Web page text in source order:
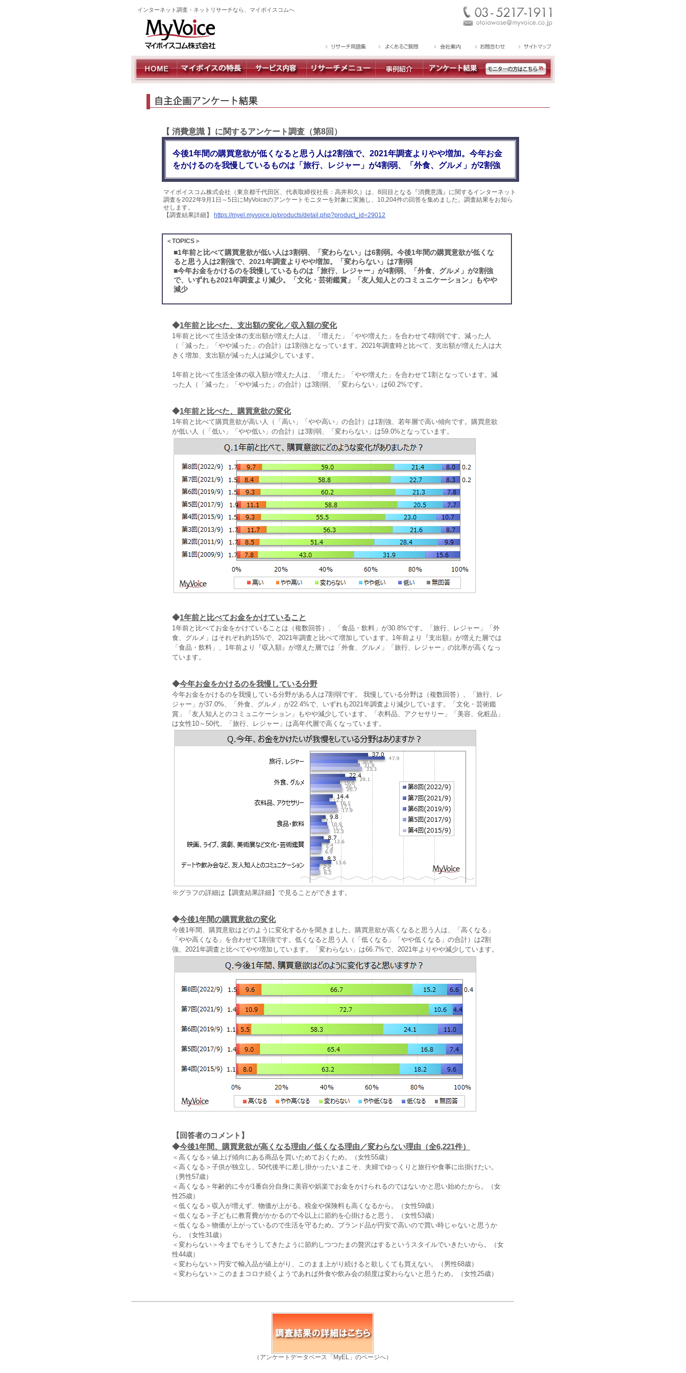
インターネット調査・ネットリサーチなら、マイボイスコムへ
【 消費意識 】に関するアンケート調査（第8回）
今後1年間の購買意欲が低くなると思う人は2割強で、2021年調査よりやや増加。今年お金
をかけるのを我慢しているものは「旅行、レジャー」が4割弱、「外食、グルメ」が2割強
マイボイスコム株式会社（東京都千代田区、代表取締役社長：高井和久）は、8回目となる『消費意識』に関するインターネット
調査を2022年9月1日～5日にMyVoiceのアンケートモニターを対象に実施し、10,204件の回答を集めました。調査結果をお知ら
せします。
【調査結果詳細】
https://myel.myvoice.jp/products/detail.php?product_id=29012
＜TOPICS＞
■1年前と比べて購買意欲が低い人は3割弱、「変わらない」は6割弱。今後1年間の購買意欲が低くな
ると思う人は2割強で、2021年調査よりやや増加。「変わらない」は7割弱
■今年お金をかけるのを我慢しているものは「旅行、レジャー」が4割弱、「外食、グルメ」が2割強
で、いずれも2021年調査より減少。「文化・芸術鑑賞」「友人知人とのコミュニケーション」もやや
減少
◆1年前と比べた、支出額の変化／収入額の変化
1年前と比べて生活全体の支出額が増えた人は、「増えた」「やや増えた」を合わせて4割弱です。減った人
（「減った」「やや減った」の合計）は1割強となっています。2021年調査時と比べて、支出額が増えた人は大
きく増加、支出額が減った人は減少しています。
1年前と比べて生活全体の収入額が増えた人は、「増えた」「やや増えた」を合わせて1割となっています。減
った人（「減った」「やや減った」の合計）は3割弱、「変わらない」は60.2%です。
◆1年前と比べた、購買意欲の変化
1年前と比べて購買意欲が高い人（「高い」「やや高い」の合計）は1割強、若年層で高い傾向です。購買意欲
が低い人（「低い」「やや低い」の合計）は3割弱、「変わらない」は59.0%となっています。
◆1年前と比べてお金をかけていること
1年前と比べてお金をかけていることは（複数回答）、「食品・飲料」が30.8%です。「旅行、レジャー」「外
食、グルメ」はそれぞれ約15%で、2021年調査と比べて増加しています。1年前より『支出額』が増えた層では
「食品・飲料」、1年前より『収入額』が増えた層では「外食、グルメ」「旅行、レジャー」の比率が高くなっ
ています。
◆今年お金をかけるのを我慢している分野
今年お金をかけるのを我慢している分野がある人は7割弱です。 我慢している分野は（複数回答）、「旅行、レ
ジャー」が37.0%、「外食、グルメ」が22.4%で、いずれも2021年調査より減少しています。「文化・芸術鑑
賞」「友人知人とのコミュニケーション」もやや減少しています。「衣料品、アクセサリー」「美容、化粧品」
は女性10～50代、「旅行、レジャー」は高年代層で高くなっています。
※グラフの詳細は【調査結果詳細】で見ることができます。
◆今後1年間の購買意欲の変化
今後1年間、購買意欲はどのように変化するかを聞きました。購買意欲が高くなると思う人は、「高くなる」
「やや高くなる」を合わせて1割強です。低くなると思う人（「低くなる」「やや低くなる」の合計）は2割
強、2021年調査と比べてやや増加しています。「変わらない」は66.7%で、2021年よりやや減少しています。
【回答者のコメント】
◆今後1年間、購買意欲が高くなる理由／低くなる理由／変わらない理由（全6,221件）
＜高くなる＞値上げ傾向にある商品を買いためておくため。（女性55歳）
＜高くなる＞子供が独立し、50代後半に差し掛かったいまこそ、夫婦でゆっくりと旅行や食事に出掛けたい。
（男性57歳）
＜高くなる＞年齢的に今が1番自分自身に美容や娯楽でお金をかけられるのではないかと思い始めたから。（女
性25歳）
＜低くなる＞収入が増えず、物価が上がる。税金や保険料も高くなるから。（女性59歳）
＜低くなる＞子どもに教育費がかかるので今以上に節約を心掛けると思う。（女性53歳）
＜低くなる＞物価が上がっているので生活を守るため。ブランド品が円安で高いので買い時じゃないと思うか
ら。（女性31歳）
＜変わらない＞今までもそうしてきたように節約しつつたまの贅沢はするというスタイルでいきたいから。（女
性44歳）
＜変わらない＞円安で輸入品が値上がり、このまま上がり続けると欲しくても買えない。（男性68歳）
＜変わらない＞このままコロナ続くようであれば外食や飲み会の頻度は変わらないと思うため。（女性25歳）
（アンケートデータベース「MyEL」のページへ）